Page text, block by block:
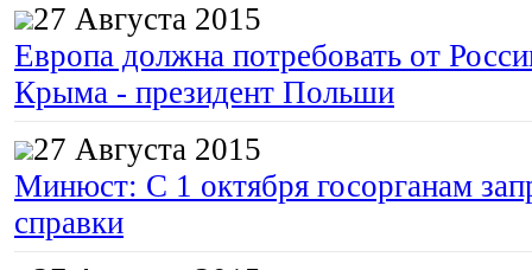
27 Августа 2015
Европа должна потребовать от
Крыма - президент Польши
27 Августа 2015
Минюст: С 1 октября госорганам
справки